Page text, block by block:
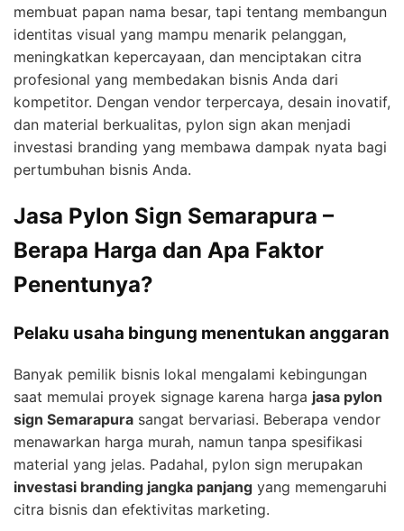
membuat papan nama besar, tapi tentang membangun
identitas visual yang mampu menarik pelanggan,
meningkatkan kepercayaan, dan menciptakan citra
profesional yang membedakan bisnis Anda dari
kompetitor. Dengan vendor terpercaya, desain inovatif,
dan material berkualitas, pylon sign akan menjadi
investasi branding yang membawa dampak nyata bagi
pertumbuhan bisnis Anda.
Jasa Pylon Sign Semarapura –
Berapa Harga dan Apa Faktor
Penentunya?
Pelaku usaha bingung menentukan anggaran
Banyak pemilik bisnis lokal mengalami kebingungan
saat memulai proyek signage karena harga jasa pylon
sign Semarapura sangat bervariasi. Beberapa vendor
menawarkan harga murah, namun tanpa spesifikasi
material yang jelas. Padahal, pylon sign merupakan
investasi branding jangka panjang yang memengaruhi
citra bisnis dan efektivitas marketing.